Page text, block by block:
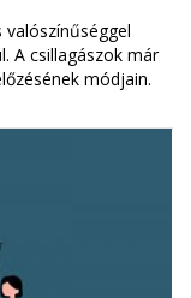
valószínűséggel
A csillagászok már
módjain.